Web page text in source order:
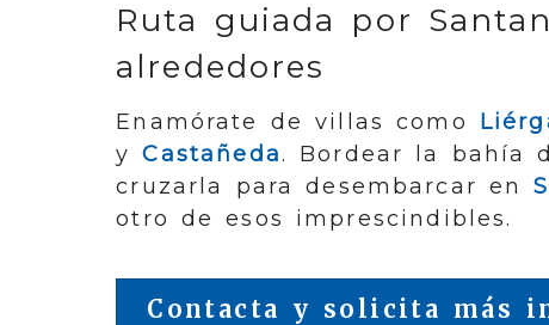
Ruta guiada por
alrededores
Enamórate de villas como
yCastañeda. Bordear la bahía
cruzarla para desembarcar en
otro de esos imprescindibles.
Contacta y solicita más